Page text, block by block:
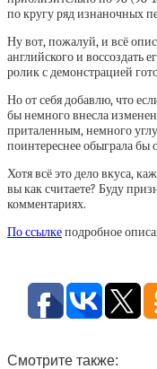
по кругу ряд изнаночных
Ну вот, пожалуй, и всё
английского и воссоздать
ролик с демонстрацией
Но от себя добавлю, что
бы немного внесла
приталенным, немного
поинтереснее обыграла бы
Хотя всё это дело вкуса,
вы как считаете? Буду
комментариях.
По ссылкеподробное
Смотрите также: